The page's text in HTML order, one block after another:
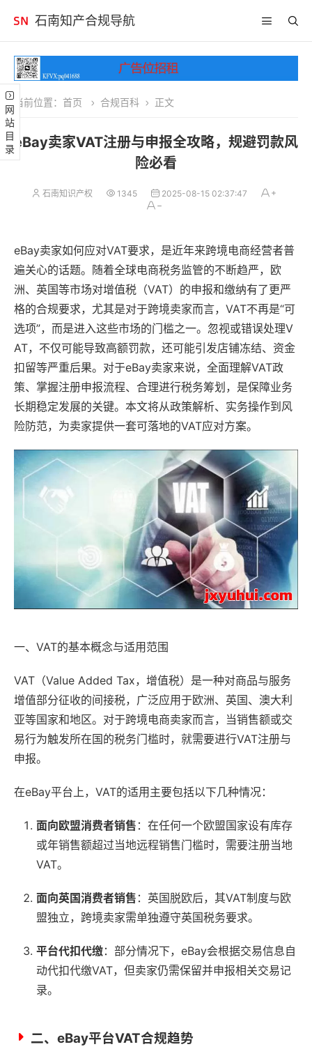
石南知产合规导航
网站目录
当前位置： 首页 合规百科 正文
eBay卖家VAT注册与申报全攻略，规避罚款风
险必看
石南知识产权 1345 2025-08-15 02:37:47
eBay卖家如何应对VAT要求，是近年来跨境电商经营者普
遍关心的话题。随着全球电商税务监管的不断趋严，欧
洲、英国等市场对增值税（VAT）的申报和缴纳有了更严
格的合规要求，尤其是对于跨境卖家而言，VAT不再是“可
选项”，而是进入这些市场的门槛之一。忽视或错误处理V
AT，不仅可能导致高额罚款，还可能引发店铺冻结、资金
扣留等严重后果。对于eBay卖家来说，全面理解VAT政
策、掌握注册申报流程、合理进行税务筹划，是保障业务
长期稳定发展的关键。本文将从政策解析、实务操作到风
险防范，为卖家提供一套可落地的VAT应对方案。
一、VAT的基本概念与适用范围
VAT（Value Added Tax，增值税）是一种对商品与服务
增值部分征收的间接税，广泛应用于欧洲、英国、澳大利
亚等国家和地区。对于跨境电商卖家而言，当销售额或交
易行为触发所在国的税务门槛时，就需要进行VAT注册与
申报。
在eBay平台上，VAT的适用主要包括以下几种情况：
面向欧盟消费者销售 ：在任何一个欧盟国家设有库存
或年销售额超过当地远程销售门槛时，需要注册当地
VAT。
面向英国消费者销售 ：英国脱欧后，其VAT制度与欧
盟独立，跨境卖家需单独遵守英国税务要求。
平台代扣代缴：部分情况下，eBay会根据交易信息自
动代扣代缴VAT，但卖家仍需保留并申报相关交易记
录。
二、eBay平台VAT合规趋势